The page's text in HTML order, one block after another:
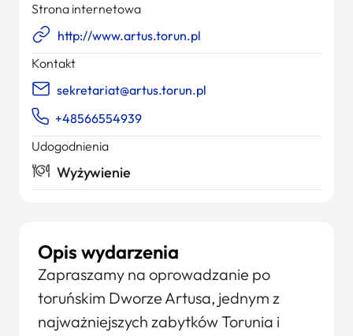
Opis wydarzenia
Zapraszamy na oprowadzanie po
toruńskim Dworze Artusa, jednym z
najważniejszych zabytków Torunia i
Strona internetowa
http://www.artus.torun.pl
Kontakt
sekretariat@artus.torun.pl
+48566554939
Udogodnienia
Wyżywienie